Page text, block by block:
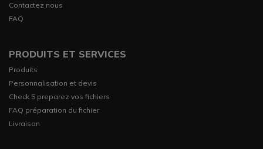
Contactez nous
FAQ
PRODUITS ET SERVICES
Produits
Personnalisation et devis
Check 5 preparez vos fichiers
FAQ préparation du fichier
Livraison